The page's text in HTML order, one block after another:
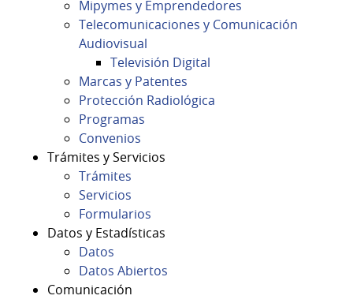
Mipymes y Emprendedores
Telecomunicaciones y Comunicación
Audiovisual
Televisión Digital
Marcas y Patentes
Protección Radiológica
Programas
Convenios
Trámites y Servicios
Trámites
Servicios
Formularios
Datos y Estadísticas
Datos
Datos Abiertos
Comunicación